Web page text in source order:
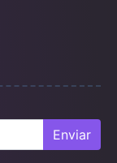
Enviar